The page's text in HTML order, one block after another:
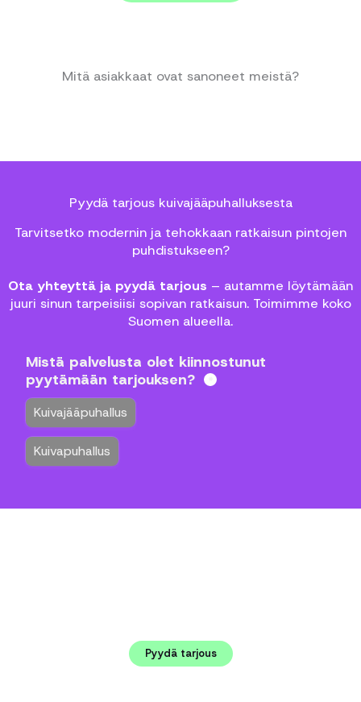
Mitä asiakkaat ovat sanoneet meistä?
Pyydä tarjous kuivajääpuhalluksesta
Tarvitsetko modernin ja tehokkaan ratkaisun pintojen
puhdistukseen?
Ota yhteyttä ja pyydä tarjous – autamme löytämään
juuri sinun tarpeisiisi sopivan ratkaisun. Toimimme koko
Suomen alueella.
Pyydä tarjous